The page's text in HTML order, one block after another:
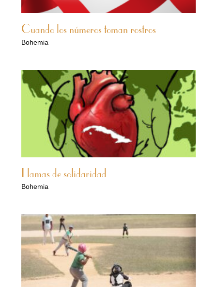
Cuando los números toman rostros
Bohemia
Llamas de solidaridad
Bohemia